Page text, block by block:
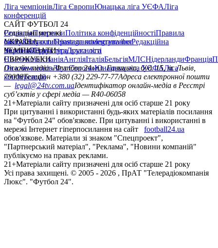
Ліга чемпіонівЛіга ЄвропиЮнацька ліга УЄФАЛіга
конференцій
САЙТ ФУТБОЛ 24
РедакціяПрогнозиПолітика конфіденційностіПравила
сайтуКонтактиПравила коментуванняРедакційна
політикаСтруктура власності
Соціальні мережі
facebookxyoutubeinstagramtelegramviber
УКРАЇНА
УкраїнаПерша лігаДруга ліга
ЧЕМПІОНАТИ
НімеччинаІспаніяАнгліяІталіяБельгіяМЛСНідерландиФранція
ЄВРОКУБКИ
Ліга чемпіонівЛіга ЄвропиЮнацька ліга УЄФАЛіга
конференцій
Онлайн-медіа «Футбол 24»пл. Галицька, буд. 15, м. Львів,
79008Телефон +380 (32) 229-77-77Адреса електронної пошти
— legal@24tv.com.uaІдентифікатор онлайн-медіа в Реєстрі
суб’єктів у сфері медіа — R40-06058
21+Матеріали сайту призначені для осіб старше 21 року
При цитуванні і використанні будь-яких матеріалів посилання
на "Футбол 24" обов'язкове. При цитуванні і використанні в
мережі Інтернет гіперпосилання на сайт
football24.ua
обов'язкове. Матеріали зі знаком "Спецпроект",
"Партнерський матеріал", "Реклама", "Новини компаній"
публікуємо на правах реклами.
21+Матеріали сайту призначені для осіб старше 21 року
Усi права захищенi. © 2005 - 2026 , ПрАТ "Телерадіокомпанія
Люкс". "Футбол 24".